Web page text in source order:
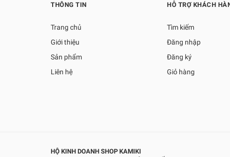
THÔNG TIN
Trang chủ
Giới thiệu
Sản phẩm
Liên hệ
HỖ TRỢ KHÁCH
Tìm kiếm
Đăng nhập
Đăng ký
Giỏ hàng
HỘ KINH DOANH SHOP KAMIKI